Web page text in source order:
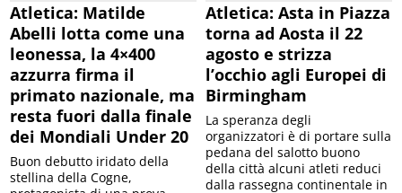
Atletica: Matilde
Abelli lotta come una
leonessa, la 4×400
azzurra firma il
primato nazionale, ma
resta fuori dalla finale
dei Mondiali Under 20
Buon debutto iridato della
stellina della Cogne,
Atletica: Asta in Piazza
torna ad Aosta il 22
agosto e strizza
l’occhio agli Europei di
Birmingham
La speranza degli
organizzatori è di portare sulla
pedana del salotto buono
della città alcuni atleti reduci
dalla rassegna continentale in